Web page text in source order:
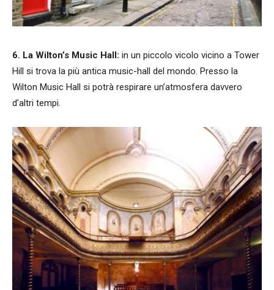
6. La Wilton’s Music Hall: in un piccolo vicolo vicino a Tower
Hill si trova la più antica music-hall del mondo. Presso la
Wilton Music Hall si potrà respirare un’atmosfera davvero
d’altri tempi.